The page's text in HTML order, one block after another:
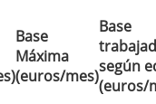
Base
Máxima
(euros/mes)
Base
según
(euros/